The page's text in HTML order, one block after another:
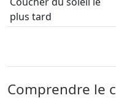
plus tard
Comprendre le